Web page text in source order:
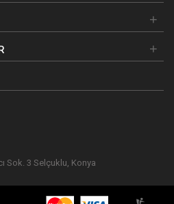
+
+
Sok. 3 Selçuklu, Konya